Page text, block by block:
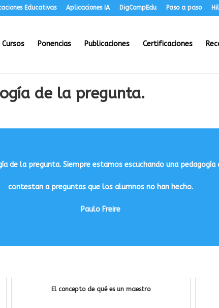
Educativas Aplicaciones IA DigCompEdu Paso a paso
Cursos Ponencias Publicaciones Certificaciones
de la pregunta.
de la pregunta. Siempre estamos escuchando una
contestan a preguntas que los alumnos no han hecho.
Paulo Freire
El concepto de qué es un maestro